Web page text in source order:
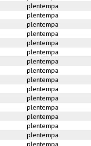
mail)
plentempa
e-mail) plentempa
plentempa
e-mail)
plentempa
plentempa
plentempa
plentempa
plentempa
plentempa
plentempa
e-mail)plentempa
plentempa
plentempa
plentempa
e-mail)plentempa
e-mail)plentempa